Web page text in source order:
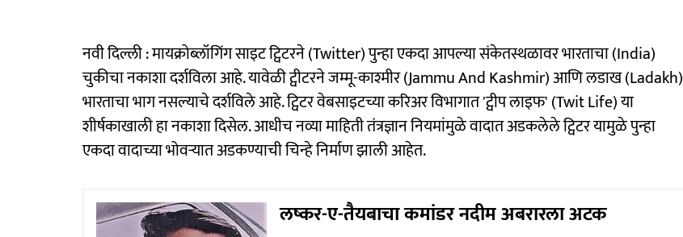
नवी दिल्ली : मायक्रोब्लॉगिंग साइट ट्विटरने (Twitter) पुन्हा एकदा आपल्या संकेतस्थळावर भारताचा (India)
चुकीचा नकाशा दर्शविला आहे. यावेळी ट्वीटरने जम्मू-काश्मीर (Jammu And Kashmir) आणि लडाख (Ladakh)
भारताचा भाग नसल्याचे दर्शविले आहे. ट्विटर वेबसाइटच्या करिअर विभागात 'ट्वीप लाइफ' (Twit Life) या
शीर्षकाखाली हा नकाशा दिसेल. आधीच नव्या माहिती तंत्रज्ञान नियमांमुळे वादात अडकलेले ट्विटर यामुळे पुन्हा
एकदा वादाच्या भोवऱ्यात अडकण्याची चिन्हे निर्माण झाली आहेत.
लष्कर-ए-तैयबाचा कमांडर नदीम अबरारला अटक